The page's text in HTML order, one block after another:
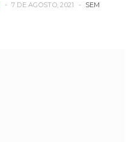
7 DE AGOSTO, 2021
SEM